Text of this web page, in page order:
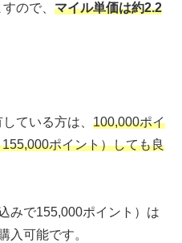
ので、 マイル単価は約2.2
ている方は、 100,000ポイ
ポイント）しても良
みで155,000ポイント）は
入可能です。